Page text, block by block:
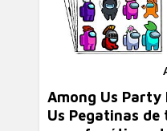
Among Us Party
Us Pegatinas